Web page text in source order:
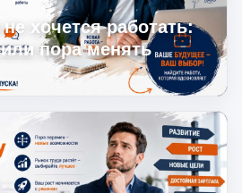
хочется работать:
пора менять